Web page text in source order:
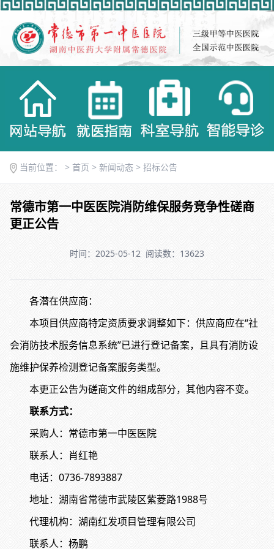
当前位置： > 首页 > 新闻动态 > 招标公告
常德市第一中医医院消防维保服务竞争性磋商
更正公告
时间：2025-05-12 阅读数：13623
各潜在供应商：
本项目供应商特定资质要求调整如下：供应商应在“社
会消防技术服务信息系统”已进行登记备案，且具有消防设
施维护保养检测登记备案服务类型。
本更正公告为磋商文件的组成部分，其他内容不变。
联系方式：
采购人：常德市第一中医医院
联系人：肖红艳
电话：0736-7893887
地址：湖南省常德市武陵区紫菱路1988号
代理机构：湖南红发项目管理有限公司
联系人：杨鹏